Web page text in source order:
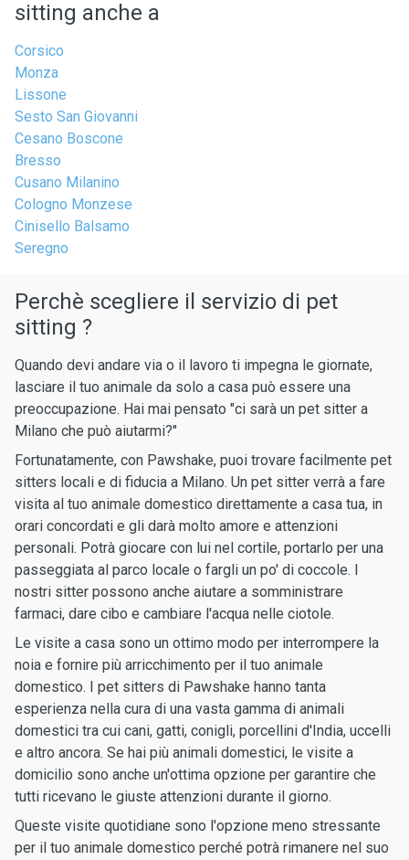
sitting anche a
Corsico
Monza
Lissone
Sesto San Giovanni
Cesano Boscone
Bresso
Cusano Milanino
Cologno Monzese
Cinisello Balsamo
Seregno
Perchè scegliere il servizio di pet
sitting ?
Quando devi andare via o il lavoro ti impegna le giornate,
lasciare il tuo animale da solo a casa può essere una
preoccupazione. Hai mai pensato "ci sarà un pet sitter a
Milano che può aiutarmi?"
Fortunatamente, con Pawshake, puoi trovare facilmente pet
sitters locali e di fiducia a Milano. Un pet sitter verrà a fare
visita al tuo animale domestico direttamente a casa tua, in
orari concordati e gli darà molto amore e attenzioni
personali. Potrà giocare con lui nel cortile, portarlo per una
passeggiata al parco locale o fargli un po' di coccole. I
nostri sitter possono anche aiutare a somministrare
farmaci, dare cibo e cambiare l'acqua nelle ciotole.
Le visite a casa sono un ottimo modo per interrompere la
noia e fornire più arricchimento per il tuo animale
domestico. I pet sitters di Pawshake hanno tanta
esperienza nella cura di una vasta gamma di animali
domestici tra cui cani, gatti, conigli, porcellini d'India, uccelli
e altro ancora. Se hai più animali domestici, le visite a
domicilio sono anche un'ottima opzione per garantire che
tutti ricevano le giuste attenzioni durante il giorno.
Queste visite quotidiane sono l'opzione meno stressante
per il tuo animale domestico perché potrà rimanere nel suo